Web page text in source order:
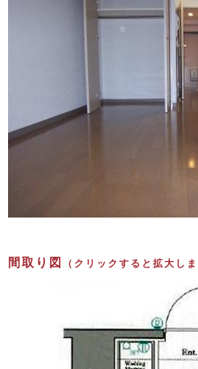
間取り図 （クリックすると拡大しま